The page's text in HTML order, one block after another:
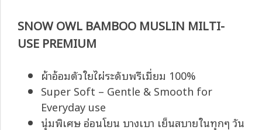
SNOW OWL BAMBOO MUSLIN MILTI-
USE PREMIUM
ผ้าอ้อมตัวใยไผ่ระดับพรีเมี่ยม 100%
Super Soft – Gentle & Smooth for
Everyday use
นุ่มพิเศษ อ่อนโยน บางเบา เย็นสบายในทุกๆ วัน